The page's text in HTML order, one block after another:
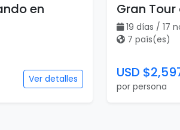
en
Ver detalles
Gran Tour
19 días / 17
7 país(es)
USD
por persona